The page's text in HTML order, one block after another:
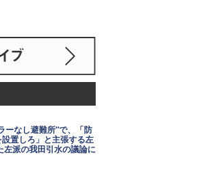
ーなし避難所"で、「防
置しろ」と主張する左
派の我田引水の議論に